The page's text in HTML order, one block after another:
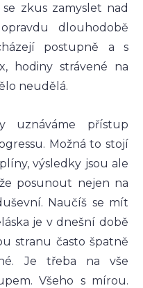
zkus zamyslet nad
dlouhodobě
postupně a s
hodiny strávené na
neudělá.
přístup
Možná to stojí
výsledky jsou ale
posunout nejen na
Naučíš se mít
je v dnešní době
stranu často špatně
Je třeba na vše
Všeho s mírou.